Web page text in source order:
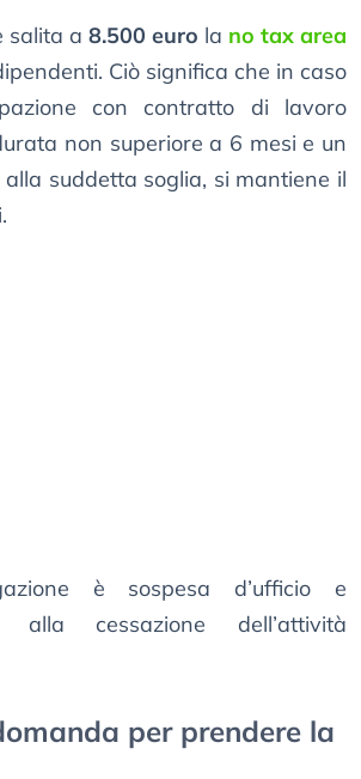
salita a 8.500 euro la no tax area
Ciò significa che in caso
con contratto di lavoro
non superiore a 6 mesi e un
suddetta soglia, si mantiene il
è sospesa d’ufficio e
alla cessazione dell’attività
per prendere la